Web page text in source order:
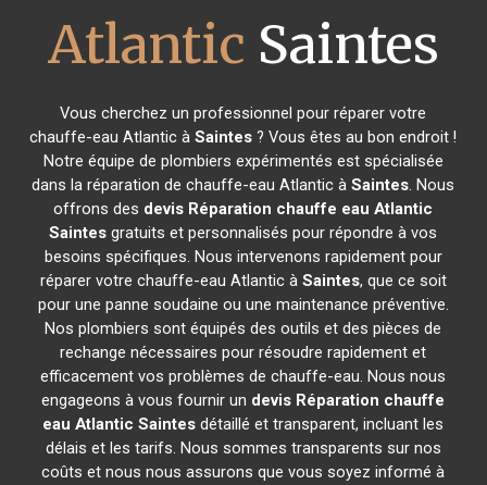
Atlantic Saintes
Vous cherchez un professionnel pour réparer votre
chauffe-eau Atlantic àSaintes ? Vous êtes au bon endroit !
Notre équipe de plombiers expérimentés est spécialisée
dans la réparation de chauffe-eau Atlantic àSaintes. Nous
offrons des devis Réparation chauffe eau Atlantic
Saintes gratuits et personnalisés pour répondre à vos
besoins spécifiques. Nous intervenons rapidement pour
réparer votre chauffe-eau Atlantic à Saintes, que ce soit
pour une panne soudaine ou une maintenance préventive.
Nos plombiers sont équipés des outils et des pièces de
rechange nécessaires pour résoudre rapidement et
efficacement vos problèmes de chauffe-eau. Nous nous
engageons à vous fournir un devis Réparation chauffe
eau Atlantic Saintes détaillé et transparent, incluant les
délais et les tarifs. Nous sommes transparents sur nos
coûts et nous nous assurons que vous soyez informé à